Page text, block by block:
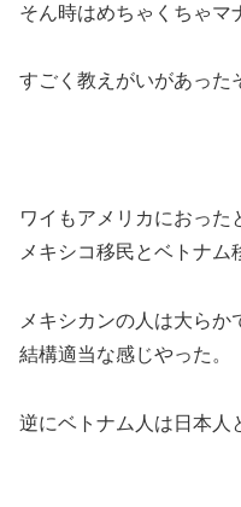
そん時はめちゃくちゃマ
すごく教えがいがあった
ワイもアメリカにおった
メキシコ移民とベトナ
メキシカンの人は大らか
結構適当な感じやった。
逆にベトナム人は日本人